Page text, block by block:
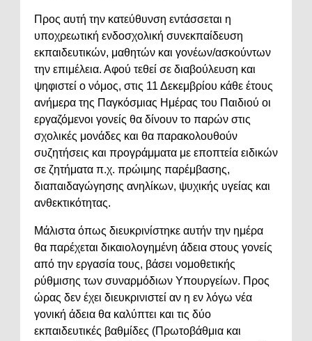
Προς αυτή την κατεύθυνση εντάσσεται η
υποχρεωτική ενδοσχολική συνεκπαίδευση
εκπαιδευτικών, μαθητών και γονέων/ασκούντων
την επιμέλεια. Αφού τεθεί σε διαβούλευση και
ψηφιστεί ο νόμος, στις 11 Δεκεμβρίου κάθε έτους
ανήμερα της Παγκόσμιας Ημέρας του Παιδιού οι
εργαζόμενοι γονείς θα δίνουν το παρών στις
σχολικές μονάδες και θα παρακολουθούν
συζητήσεις και προγράμματα με εποπτεία ειδικών
σε ζητήματα π.χ. πρώιμης παρέμβασης,
διαπαιδαγώγησης ανηλίκων, ψυχικής υγείας και
ανθεκτικότητας.
Μάλιστα όπως διευκρινίστηκε αυτήν την ημέρα
θα παρέχεται δικαιολογημένη άδεια στους γονείς
από την εργασία τους, βάσει νομοθετικής
ρύθμισης των συναρμόδιων Υπουργείων. Προς
ώρας δεν έχει διευκρινιστεί αν η εν λόγω νέα
γονική άδεια θα καλύπτει και τις δύο
εκπαιδευτικές βαθμίδες (Πρωτοβάθμια και